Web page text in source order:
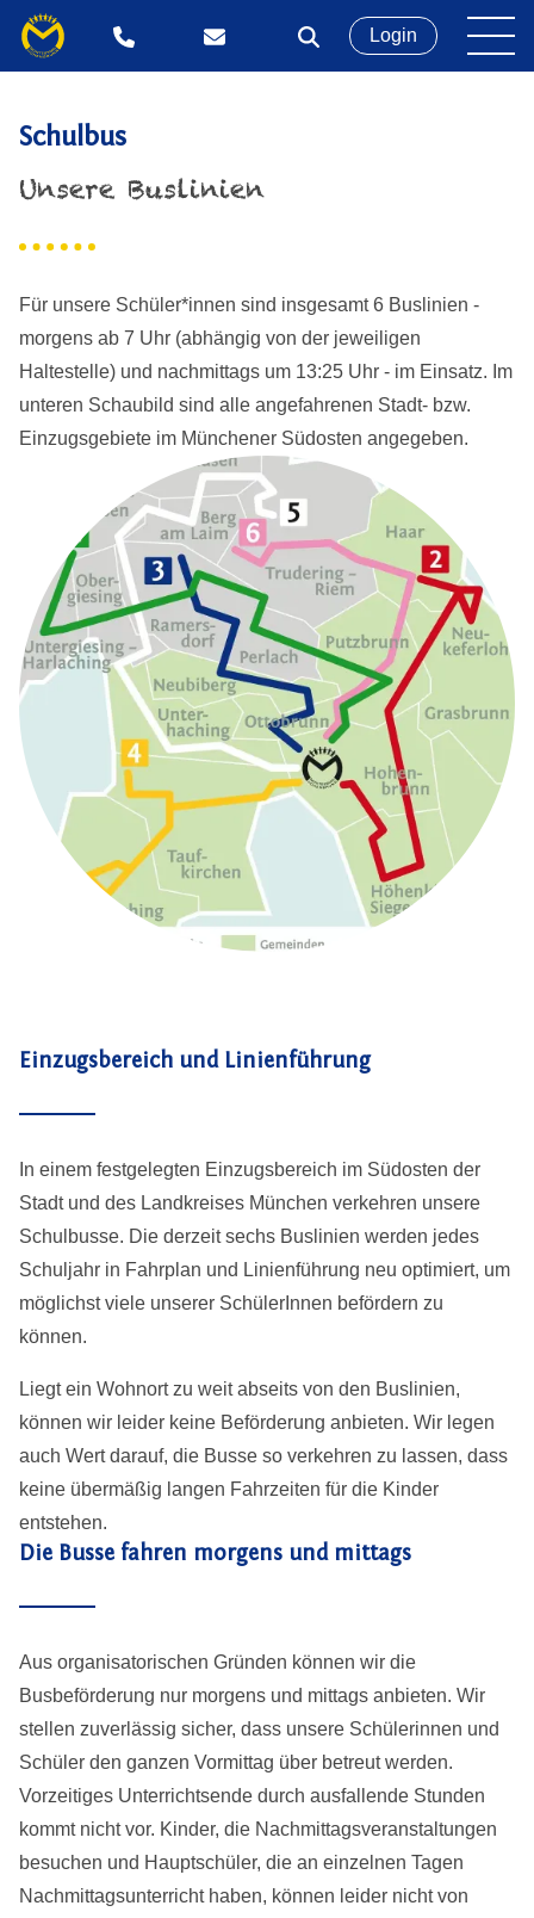
Login
Schulbus
Unsere Buslinien
Für unsere Schüler*innen sind insgesamt 6 Buslinien -
morgens ab 7 Uhr (abhängig von der jeweiligen
Haltestelle) und nachmittags um 13:25 Uhr - im Einsatz. Im
unteren Schaubild sind alle angefahrenen Stadt- bzw.
Einzugsgebiete im Münchener Südosten angegeben.
Einzugsbereich und Linienführung
In einem festgelegten Einzugsbereich im Südosten der
Stadt und des Landkreises München verkehren unsere
Schulbusse. Die derzeit sechs Buslinien werden jedes
Schuljahr in Fahrplan und Linienführung neu optimiert, um
möglichst viele unserer SchülerInnen befördern zu
können.
Liegt ein Wohnort zu weit abseits von den Buslinien,
können wir leider keine Beförderung anbieten. Wir legen
auch Wert darauf, die Busse so verkehren zu lassen, dass
keine übermäßig langen Fahrzeiten für die Kinder
entstehen.
Die Busse fahren morgens und mittags
Aus organisatorischen Gründen können wir die
Busbeförderung nur morgens und mittags anbieten. Wir
stellen zuverlässig sicher, dass unsere Schülerinnen und
Schüler den ganzen Vormittag über betreut werden.
Vorzeitiges Unterrichtsende durch ausfallende Stunden
kommt nicht vor. Kinder, die Nachmittagsveranstaltungen
besuchen und Hauptschüler, die an einzelnen Tagen
Nachmittagsunterricht haben, können leider nicht von